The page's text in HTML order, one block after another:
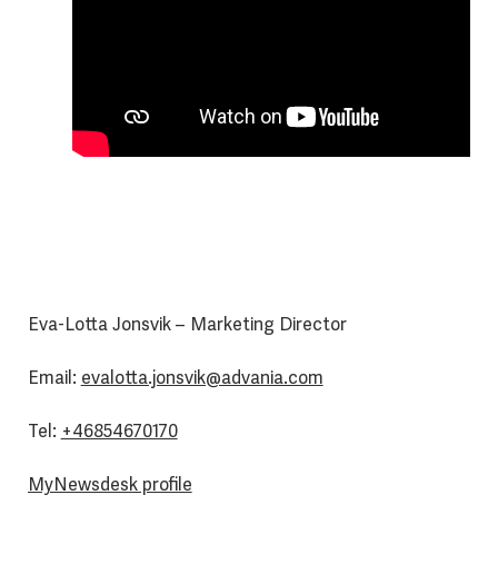
Eva-Lotta Jonsvik – Marketing Director
Email: evalotta.jonsvik@advania.com
Tel: +46854670170
MyNewsdesk profile